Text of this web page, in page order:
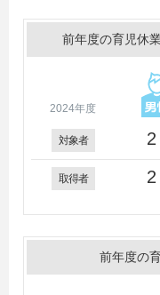
前年度の育児休
2024年度
対象者 2
取得者 2
前年度の